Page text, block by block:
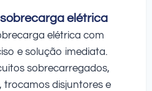
elétrica
elétrica com
e solução imediata.
sobrecarregados,
trocamos disjuntores e